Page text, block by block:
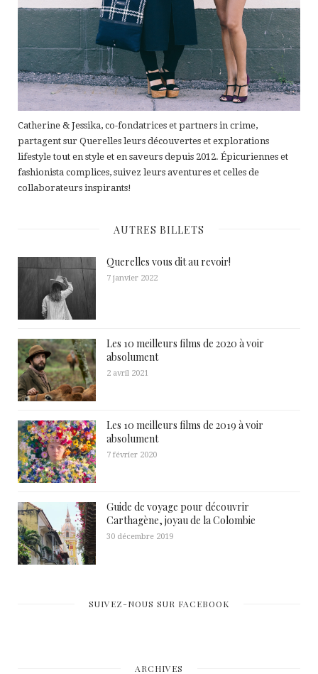
Catherine & Jessika, co-fondatrices et partners in crime,
partagent sur Querelles leurs découvertes et explorations
lifestyle tout en style et en saveurs depuis 2012. Épicuriennes et
fashionista complices, suivez leurs aventures et celles de
collaborateurs inspirants!
AUTRES BILLETS
Querelles vous dit au revoir!
7 janvier 2022
Les 10 meilleurs films de 2020 à voir
absolument
2 avril 2021
Les 10 meilleurs films de 2019 à voir
absolument
7 février 2020
Guide de voyage pour découvrir
Carthagène, joyau de la Colombie
30 décembre 2019
SUIVEZ-NOUS SUR FACEBOOK
ARCHIVES